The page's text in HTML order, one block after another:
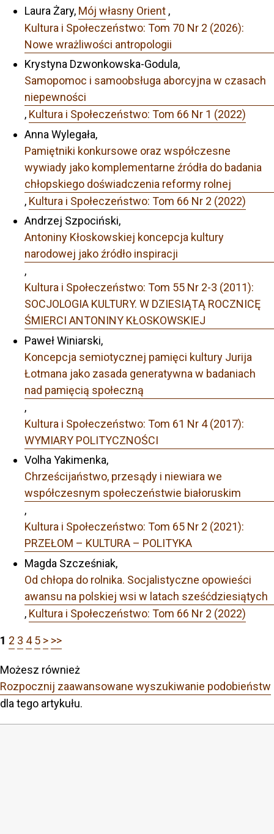
Laura Żary, Mój własny Orient ,
Kultura i Społeczeństwo: Tom 70 Nr 2 (2026):
Nowe wrażliwości antropologii
Krystyna Dzwonkowska-Godula,
Samopomoc i samoobsługa aborcyjna w czasach
niepewności
, Kultura i Społeczeństwo: Tom 66 Nr 1 (2022)
Anna Wylegała,
Pamiętniki konkursowe oraz współczesne
wywiady jako komplementarne źródła do badania
chłopskiego doświadczenia reformy rolnej
, Kultura i Społeczeństwo: Tom 66 Nr 2 (2022)
Andrzej Szpociński,
Antoniny Kłoskowskiej koncepcja kultury
narodowej jako źródło inspiracji
,
Kultura i Społeczeństwo: Tom 55 Nr 2-3 (2011):
SOCJOLOGIA KULTURY. W DZIESIĄTĄ ROCZNICĘ
ŚMIERCI ANTONINY KŁOSKOWSKIEJ
Paweł Winiarski,
Koncepcja semiotycznej pamięci kultury Jurija
Łotmana jako zasada generatywna w badaniach
nad pamięcią społeczną
,
Kultura i Społeczeństwo: Tom 61 Nr 4 (2017):
WYMIARY POLITYCZNOŚCI
Volha Yakimenka,
Chrześcijaństwo, przesądy i niewiara we
współczesnym społeczeństwie białoruskim
,
Kultura i Społeczeństwo: Tom 65 Nr 2 (2021):
PRZEŁOM – KULTURA – POLITYKA
Magda Szcześniak,
Od chłopa do rolnika. Socjalistyczne opowieści
awansu na polskiej wsi w latach sześćdziesiątych
, Kultura i Społeczeństwo: Tom 66 Nr 2 (2022)
1 2 3 4 5 > >>
Możesz również
Rozpocznij zaawansowane wyszukiwanie podobieństw
dla tego artykułu.